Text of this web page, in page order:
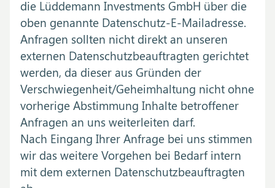
die Lüddemann Investments GmbH über die
oben genannte Datenschutz-E-Mailadresse.
Anfragen sollten nicht direkt an unseren
externen Datenschutzbeauftragten gerichtet
werden, da dieser aus Gründen der
Verschwiegenheit/Geheimhaltung nicht ohne
vorherige Abstimmung Inhalte betroffener
Anfragen an uns weiterleiten darf.
Nach Eingang Ihrer Anfrage bei uns stimmen
wir das weitere Vorgehen bei Bedarf intern
mit dem externen Datenschutzbeauftragten